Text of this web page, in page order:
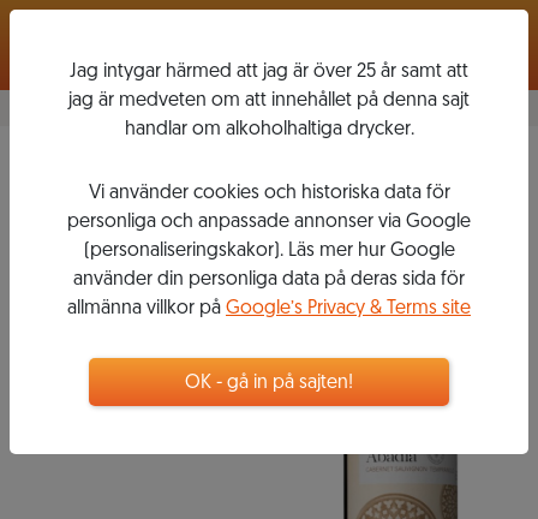
Abadia Cabernet
Sauvignon Tempranillo
RAIMAT
kr
Flaska, 750 ml
Jag intygar härmed att jag är över 25 år samt att
jag är medveten om att innehållet på denna sajt
handlar om alkoholhaltiga drycker.
Vi använder cookies och historiska data för
personliga och anpassade annonser via Google
(personaliseringskakor). Läs mer hur Google
använder din personliga data på deras sida för
allmänna villkor på Google’s Privacy & Terms site
OK - gå in på sajten!